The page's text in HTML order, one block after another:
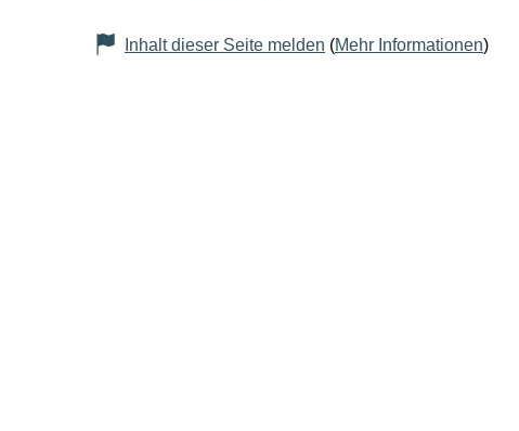
Inhalt dieser Seite melden (Mehr Informationen)